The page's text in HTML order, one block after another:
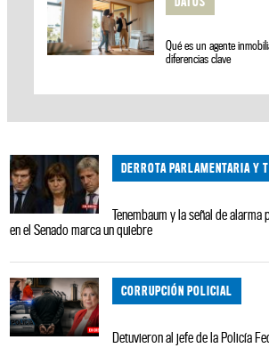
Qué es un agente
diferencias clave
DERROTA PARLAMENTARIA Y
Tenembaum y la señal de
en el Senado marca un quiebre
CORRUPCIÓN POLICIAL
Detuvieron al jefe de la Policía